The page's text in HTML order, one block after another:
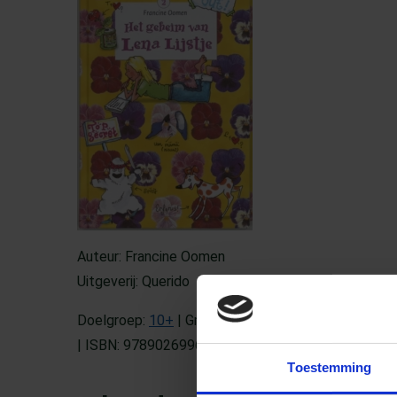
Toestemming
Auteur: Francine Oomen
Uitgeverij: Querido
Doelgroep: 10+ | Groep: Groep 7 t/m 8 | Jaar: 2003
| ISBN: 9789026996474